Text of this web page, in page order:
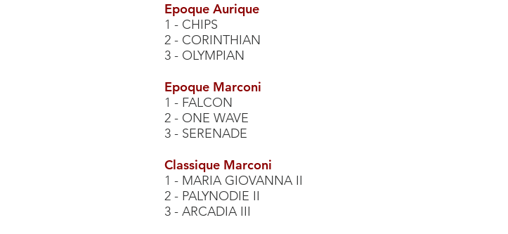
Epoque Aurique
1 - CHIPS
2 - CORINTHIAN
3 - OLYMPIAN
Epoque Marconi
1 - FALCON
2 - ONE WAVE
3 - SERENADE
Classique Marconi
1 - MARIA GIOVANNA II
2 - PALYNODIE II
3 - ARCADIA III